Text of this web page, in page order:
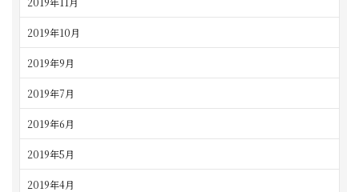
2019年10月
2019年9月
2019年7月
2019年6月
2019年5月
2019年4月